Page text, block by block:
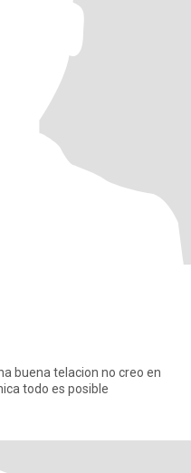
buena telacion no creo en
todo es posible